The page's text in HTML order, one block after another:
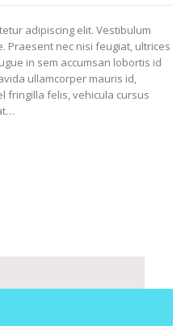
adipiscing elit. Vestibulum
Praesent nec nisi feugiat, ultrices
in sem accumsan lobortis id
ullamcorper mauris id,
fringilla felis, vehicula cursus